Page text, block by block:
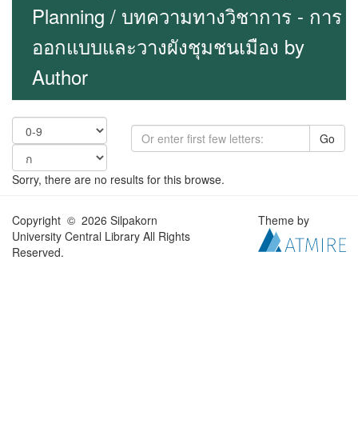
Planning / บทความทางวิชาการ - การ
ออกแบบและวางผังชุมชนเมือง by
Author
Go
Sorry, there are no results for this browse.
Copyright © 2026 Silpakorn
University Central Library All Rights
Reserved.
Theme by